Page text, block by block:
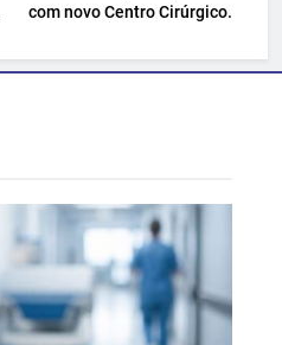
com novo Centro Cirúrgico.